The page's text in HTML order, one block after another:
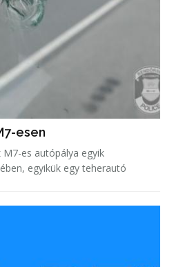
esen
es autópálya egyik
egyikük egy teherautó